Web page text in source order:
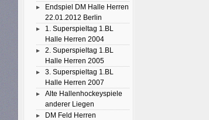
Endspiel DM Halle Herren
22.01.2012 Berlin
1. Superspieltag 1.BL
Halle Herren 2004
2. Superspieltag 1.BL
Halle Herren 2005
3. Superspieltag 1.BL
Halle Herren 2007
Alte Hallenhockeyspiele
anderer Liegen
DM Feld Herren